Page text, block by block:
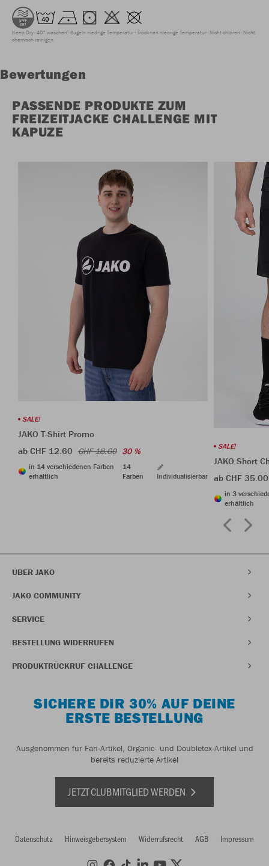
Keep Dry 40° waschen Bügeln niedrige Temperatur Trocknen niedrige Temperatur Nicht chloren Nicht
chemisch reinigen
Bewertungen
PASSENDE PRODUKTE ZUM
FREIZEITJACKE CHALLENGE MIT
KAPUZE
SALE!
JAKO T-Shirt Promo
ab CHF 12.60 CHF 18.00 30 %
in 14 verschiedenen Farben
erhältlich
14
Farben
Individualisierbar
SALE!
JAKO Short
ab CHF 35.00
in 3
erhältlich
ÜBER JAKO
JAKO COMMUNITY
SERVICE
BESTELLUNG WIDERRUFEN
PRODUKTRÜCKRUF CHALLENGE
SICHERE DIR 30% AUF DEINE
ERSTE BESTELLUNG
Ausgenommen für Fan-Artikel, Organic- und Doubletex-Artikel und
bereits reduzierte Artikel
JETZT CLUBMITGLIED WERDEN
Datenschutz Hinweisgebersystem Widerrufsrecht AGB Impressum